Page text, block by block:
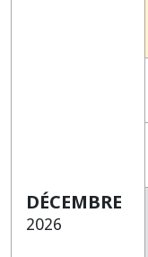
DÉCEMBRE
2026